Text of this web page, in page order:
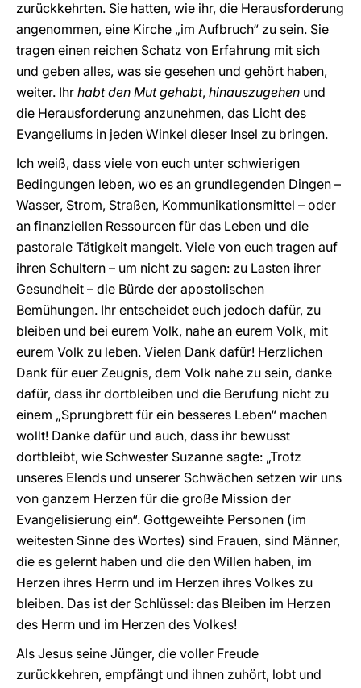
zurückkehrten. Sie hatten, wie ihr, die Herausforderung
angenommen, eine Kirche „im Aufbruch“ zu sein. Sie
tragen einen reichen Schatz von Erfahrung mit sich
und geben alles, was sie gesehen und gehört haben,
weiter. Ihr habt den Mut gehabt, hinauszugehen und
die Herausforderung anzunehmen, das Licht des
Evangeliums in jeden Winkel dieser Insel zu bringen.
Ich weiß, dass viele von euch unter schwierigen
Bedingungen leben, wo es an grundlegenden Dingen –
Wasser, Strom, Straßen, Kommunikationsmittel – oder
an finanziellen Ressourcen für das Leben und die
pastorale Tätigkeit mangelt. Viele von euch tragen auf
ihren Schultern – um nicht zu sagen: zu Lasten ihrer
Gesundheit – die Bürde der apostolischen
Bemühungen. Ihr entscheidet euch jedoch dafür, zu
bleiben und bei eurem Volk, nahe an eurem Volk, mit
eurem Volk zu leben. Vielen Dank dafür! Herzlichen
Dank für euer Zeugnis, dem Volk nahe zu sein, danke
dafür, dass ihr dortbleiben und die Berufung nicht zu
einem „Sprungbrett für ein besseres Leben“ machen
wollt! Danke dafür und auch, dass ihr bewusst
dortbleibt, wie Schwester Suzanne sagte: „Trotz
unseres Elends und unserer Schwächen setzen wir uns
von ganzem Herzen für die große Mission der
Evangelisierung ein“. Gottgeweihte Personen (im
weitesten Sinne des Wortes) sind Frauen, sind Männer,
die es gelernt haben und die den Willen haben, im
Herzen ihres Herrn und im Herzen ihres Volkes zu
bleiben. Das ist der Schlüssel: das Bleiben im Herzen
des Herrn und im Herzen des Volkes!
Als Jesus seine Jünger, die voller Freude
zurückkehren, empfängt und ihnen zuhört, lobt und